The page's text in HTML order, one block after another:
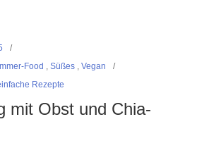
Food , Süßes , Vegan
Rezepte
mit Obst und Chia-